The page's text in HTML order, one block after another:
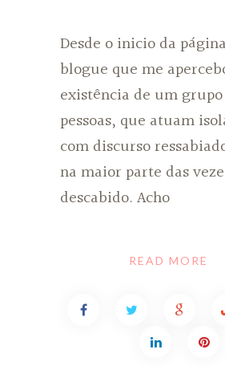
Desde o inicio da
blogue que me
existência de um
pessoas, que atuam
com discurso
na maior parte das
descabido. Acho
READ MORE